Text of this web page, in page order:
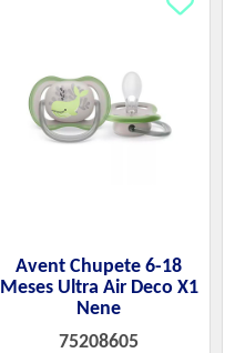
Avent Chupete 6-18
Meses Ultra Air Deco X1
Nene
75208605